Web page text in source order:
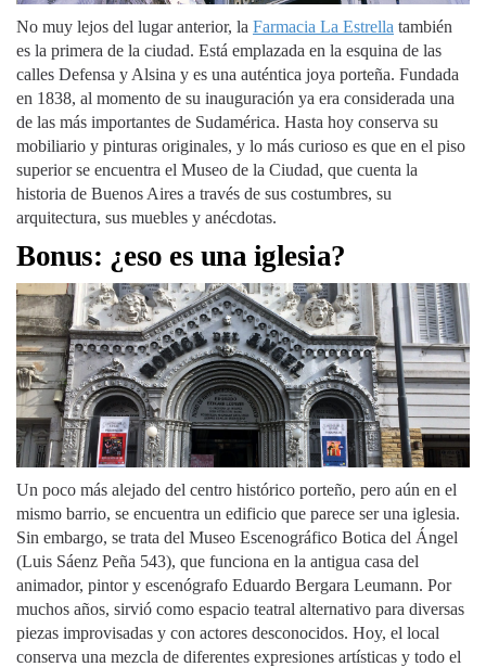
No muy lejos del lugar anterior, la Farmacia La Estrella también
es la primera de la ciudad. Está emplazada en la esquina de las
calles Defensa y Alsina y es una auténtica joya porteña. Fundada
en 1838, al momento de su inauguración ya era considerada una
de las más importantes de Sudamérica. Hasta hoy conserva su
mobiliario y pinturas originales, y lo más curioso es que en el piso
superior se encuentra el Museo de la Ciudad, que cuenta la
historia de Buenos Aires a través de sus costumbres, su
arquitectura, sus muebles y anécdotas.
Bonus: ¿eso es una iglesia?
Un poco más alejado del centro histórico porteño, pero aún en el
mismo barrio, se encuentra un edificio que parece ser una iglesia.
Sin embargo, se trata del Museo Escenográfico Botica del Ángel
(Luis Sáenz Peña 543), que funciona en la antigua casa del
animador, pintor y escenógrafo Eduardo Bergara Leumann. Por
muchos años, sirvió como espacio teatral alternativo para diversas
piezas improvisadas y con actores desconocidos. Hoy, el local
conserva una mezcla de diferentes expresiones artísticas y todo el